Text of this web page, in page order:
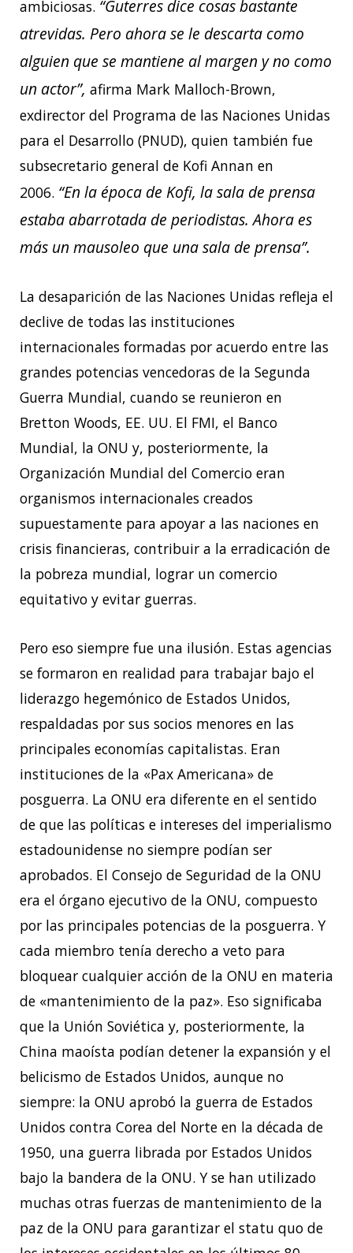
ambiciosas. “Guterres dice cosas bastante
atrevidas. Pero ahora se le descarta como
alguien que se mantiene al margen y no como
un actor”, afirma Mark Malloch-Brown,
exdirector del Programa de las Naciones Unidas
para el Desarrollo (PNUD), quien también fue
subsecretario general de Kofi Annan en
2006. “En la época de Kofi, la sala de prensa
estaba abarrotada de periodistas. Ahora es
más un mausoleo que una sala de prensa”.
La desaparición de las Naciones Unidas refleja el
declive de todas las instituciones
internacionales formadas por acuerdo entre las
grandes potencias vencedoras de la Segunda
Guerra Mundial, cuando se reunieron en
Bretton Woods, EE. UU. El FMI, el Banco
Mundial, la ONU y, posteriormente, la
Organización Mundial del Comercio eran
organismos internacionales creados
supuestamente para apoyar a las naciones en
crisis financieras, contribuir a la erradicación de
la pobreza mundial, lograr un comercio
equitativo y evitar guerras.
Pero eso siempre fue una ilusión. Estas agencias
se formaron en realidad para trabajar bajo el
liderazgo hegemónico de Estados Unidos,
respaldadas por sus socios menores en las
principales economías capitalistas. Eran
instituciones de la «Pax Americana» de
posguerra. La ONU era diferente en el sentido
de que las políticas e intereses del imperialismo
estadounidense no siempre podían ser
aprobados. El Consejo de Seguridad de la ONU
era el órgano ejecutivo de la ONU, compuesto
por las principales potencias de la posguerra. Y
cada miembro tenía derecho a veto para
bloquear cualquier acción de la ONU en materia
de «mantenimiento de la paz». Eso significaba
que la Unión Soviética y, posteriormente, la
China maoísta podían detener la expansión y el
belicismo de Estados Unidos, aunque no
siempre: la ONU aprobó la guerra de Estados
Unidos contra Corea del Norte en la década de
1950, una guerra librada por Estados Unidos
bajo la bandera de la ONU. Y se han utilizado
muchas otras fuerzas de mantenimiento de la
paz de la ONU para garantizar el statu quo de